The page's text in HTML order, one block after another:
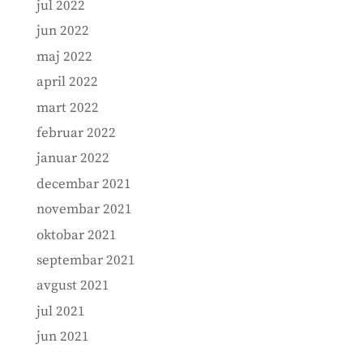
jul 2022
jun 2022
maj 2022
april 2022
mart 2022
februar 2022
januar 2022
decembar 2021
novembar 2021
oktobar 2021
septembar 2021
avgust 2021
jul 2021
jun 2021